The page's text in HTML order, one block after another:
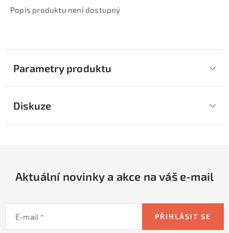
Popis produktu není dostupný
Parametry produktu
Diskuze
Aktuální novinky a akce na váš e-mail
E-mail PŘIHLÁSIT SE